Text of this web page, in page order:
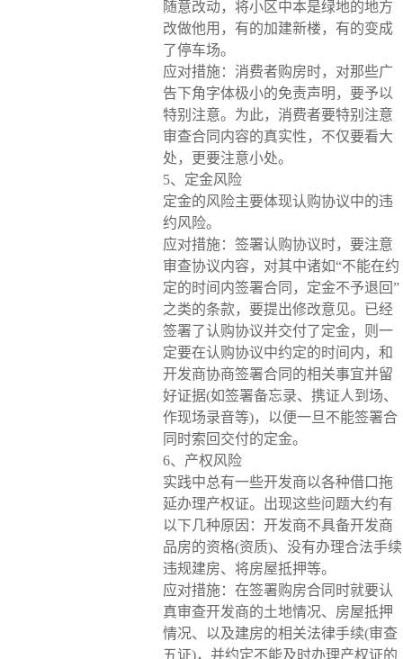
随意改动，将小区中本是绿地的地方
改做他用，有的加建新楼，有的变成
了停车场。
应对措施：消费者购房时，对那些广
告下角字体极小的免责声明，要予以
特别注意。为此，消费者要特别注意
审查合同内容的真实性，不仅要看大
处，更要注意小处。
5、定金风险
定金的风险主要体现认购协议中的违
约风险。
应对措施：签署认购协议时，要注意
审查协议内容，对其中诸如“不能在约
定的时间内签署合同，定金不予退回”
之类的条款，要提出修改意见。已经
签署了认购协议并交付了定金，则一
定要在认购协议中约定的时间内，和
开发商协商签署合同的相关事宜并留
好证据(如签署备忘录、携证人到场、
作现场录音等)，以便一旦不能签署合
同时索回交付的定金。
6、产权风险
实践中总有一些开发商以各种借口拖
延办理产权证。出现这些问题大约有
以下几种原因：开发商不具备开发商
品房的资格(资质)、没有办理合法手续
违规建房、将房屋抵押等。
应对措施：在签署购房合同时就要认
真审查开发商的土地情况、房屋抵押
情况、以及建房的相关法律手续(审查
五证)，并约定不能及时办理产权证的